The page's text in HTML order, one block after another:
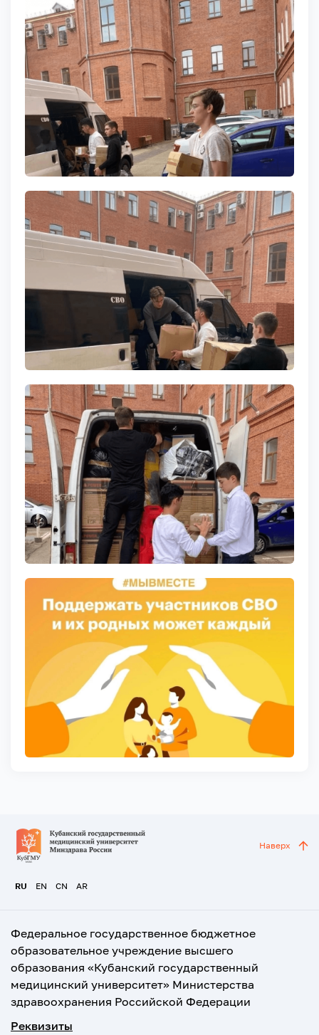
RU EN CN AR
Наверх
Федеральное государственное бюджетное
образовательное учреждение высшего
образования «Кубанский государственный
медицинский университет» Министерства
здравоохранения Российской Федерации
Реквизиты